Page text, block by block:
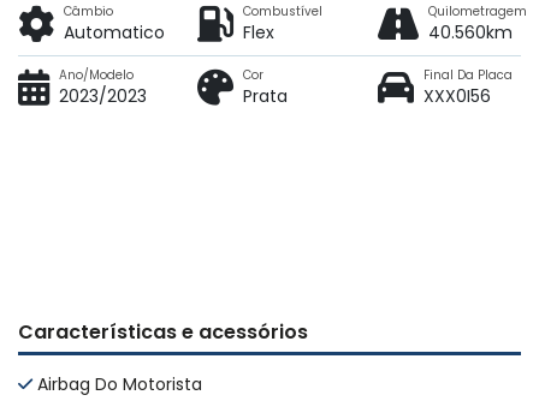
Câmbio
Automatico
Combustível
Flex
Quilometragem
40.560km
Ano/Modelo
2023/2023
Cor
Prata
Final Da Placa
XXX0I56
Características e acessórios
Airbag Do Motorista